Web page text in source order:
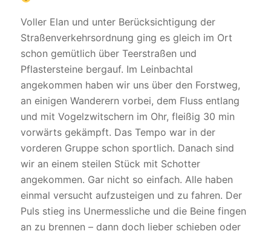
Voller Elan und unter Berücksichtigung der
Straßenverkehrsordnung ging es gleich im Ort
schon gemütlich über Teerstraßen und
Pflastersteine bergauf. Im Leinbachtal
angekommen haben wir uns über den Forstweg,
an einigen Wanderern vorbei, dem Fluss entlang
und mit Vogelzwitschern im Ohr, fleißig 30 min
vorwärts gekämpft. Das Tempo war in der
vorderen Gruppe schon sportlich. Danach sind
wir an einem steilen Stück mit Schotter
angekommen. Gar nicht so einfach. Alle haben
einmal versucht aufzusteigen und zu fahren. Der
Puls stieg ins Unermessliche und die Beine fingen
an zu brennen – dann doch lieber schieben oder